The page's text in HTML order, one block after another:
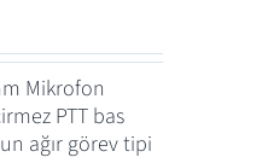
Mikrofon
PTT bas
ağır görev tipi